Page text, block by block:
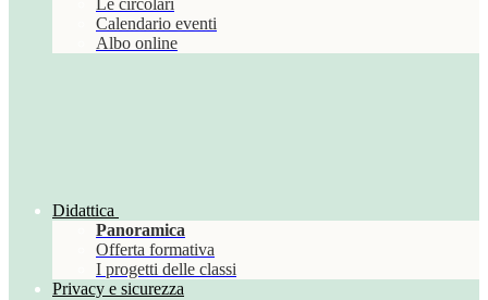
Le circolari
Calendario eventi
Albo online
Didattica
Panoramica
Offerta formativa
I progetti delle classi
Privacy e sicurezza